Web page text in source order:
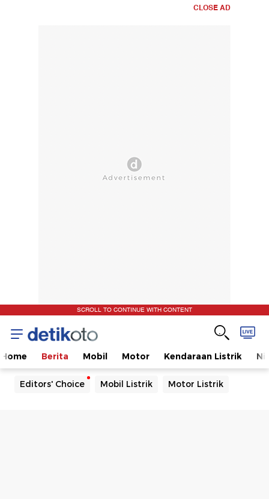
CLOSE AD
SCROLL TO CONTINUE WITH CONTENT
Home Berita Mobil Motor Kendaraan Listrik
Editors' Choice Mobil Listrik Motor Listrik